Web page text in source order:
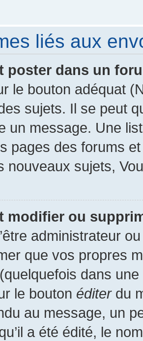
liés aux
poster dans un
le bouton adéquat
sujets. Il se peut
un message. Une
pages des forums
nouveaux sujets,
modifier ou
administrateur
que vos propres
dans
le bouton éditerdu
au message, un
a été édité, le